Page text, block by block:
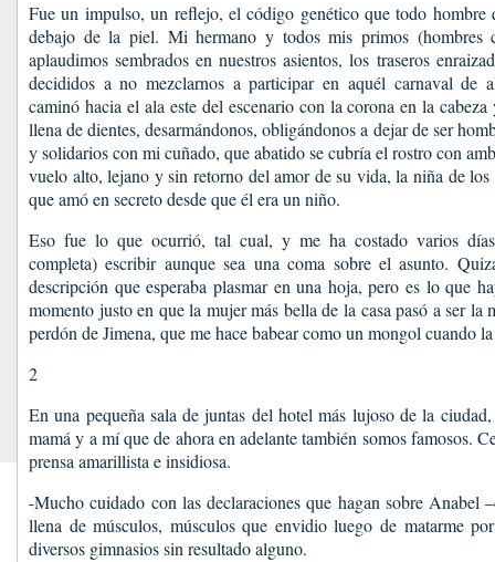
Fue un impulso, un reflejo, el código genético que todo hombre
debajo de la piel. Mi hermano y todos mis primos (hombres
aplaudimos sembrados en nuestros asientos, los traseros
decididos a no mezclarnos a participar en aquél carnaval de
caminó hacia el ala este del escenario con la corona en la
llena de dientes, desarmándonos, obligándonos a dejar de ser
y solidarios con mi cuñado, que abatido se cubría el rostro con
vuelo alto, lejano y sin retorno del amor de su vida, la niña de los
que amó en secreto desde que él era un niño.
Eso fue lo que ocurrió, tal cual, y me ha costado varios días
completa) escribir aunque sea una coma sobre el asunto.
descripción que esperaba plasmar en una hoja, pero es lo que
momento justo en que la mujer más bella de la casa pasó a ser la
perdón de Jimena, que me hace babear como un mongol cuando
2
En una pequeña sala de juntas del hotel más lujoso de la
mamá y a mí que de ahora en adelante también somos famosos.
prensa amarillista e insidiosa.
-Mucho cuidado con las declaraciones que hagan sobre Anabel
llena de músculos, músculos que envidio luego de matarme
diversos gimnasios sin resultado alguno.